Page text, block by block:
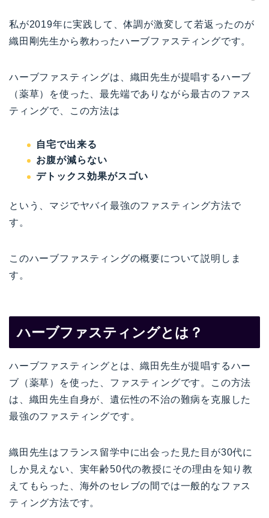
私が2019年に実践して、体調が激変して若返ったのが
織田剛先生から教わったハーブファスティングです。
ハーブファスティングは、織田先生が提唱するハーブ
（薬草）を使った、最先端でありながら最古のファス
ティングで、この方法は
自宅で出来る
お腹が減らない
デトックス効果がスゴい
という、マジでヤバイ最強のファスティング方法で
す。
このハーブファスティングの概要について説明しま
す。
ハーブファスティングとは？
ハーブファスティングとは、織田先生が提唱するハー
ブ（薬草）を使った、ファスティングです。この方法
は、織田先生自身が、遺伝性の不治の難病を克服した
最強のファスティングです。
織田先生はフランス留学中に出会った見た目が30代に
しか見えない、実年齢50代の教授にその理由を知り教
えてもらった、海外のセレブの間では一般的なファス
ティング方法です。